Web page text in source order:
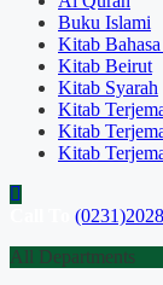
Buku Islami
Kitab
Kitab Beirut
Kitab Syarah
Kitab
Kitab
Kitab
All Departments